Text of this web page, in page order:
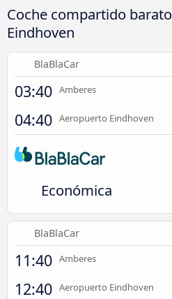
Coche compartido
Eindhoven
BlaBlaCar
03:40 Amberes
04:40 Aeropuerto Eindhoven
Económica
BlaBlaCar
11:40 Amberes
12:40 Aeropuerto Eindhoven